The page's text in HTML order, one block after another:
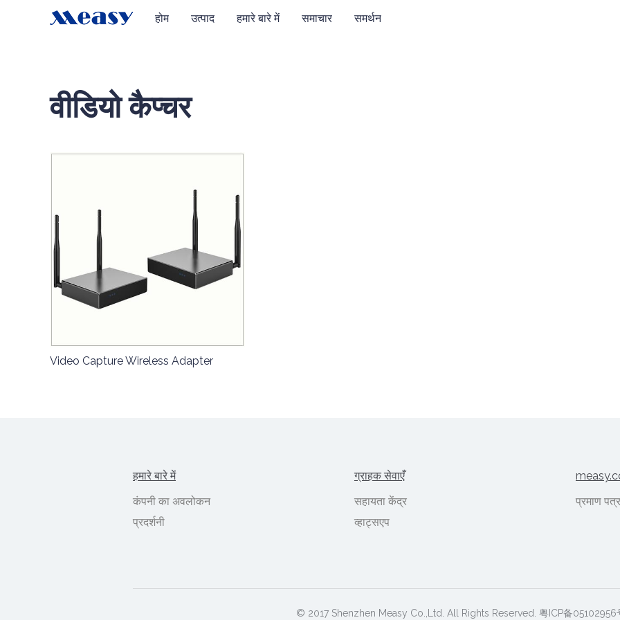
होम उत्पाद हमारे बारे में समाचार समर्थन
वीडियो कैप्चर
Video Capture Wireless Adapter
हमारे बारे में
कंपनी का अवलोकन
प्रदर्शनी
ग्राहक सेवाएँ
सहायता केंद्र
व्हाट्सएप
प्रमाण पत्र
© 2017 Shenzhen Measy Co.,Ltd. All Rights Reserved. 粤ICP备05102956